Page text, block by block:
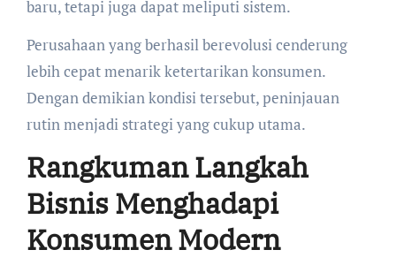
baru, tetapi juga dapat meliputi sistem.
Perusahaan yang berhasil berevolusi cenderung
lebih cepat menarik ketertarikan konsumen.
Dengan demikian kondisi tersebut, peninjauan
rutin menjadi strategi yang cukup utama.
Rangkuman Langkah
Bisnis Menghadapi
Konsumen Modern